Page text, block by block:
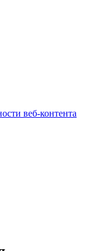
веб-контента